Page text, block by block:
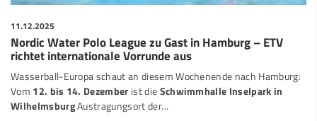
11.12.2025
Nordic Water Polo League zu Gast in Hamburg – ETV
richtet internationale Vorrunde aus
Wasserball-Europa schaut an diesem Wochenende nach Hamburg:
Vom 12. bis 14. Dezember ist dieSchwimmhalle Inselpark in
WilhelmsburgAustragungsort der…